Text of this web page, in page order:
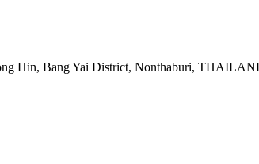
Hin, Bang Yai District, Nonthaburi,